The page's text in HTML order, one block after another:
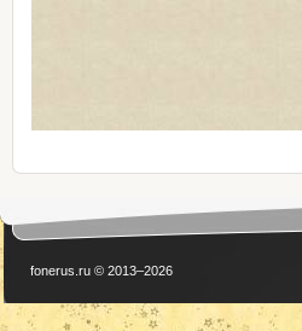
fonerus.ru © 2013–2026